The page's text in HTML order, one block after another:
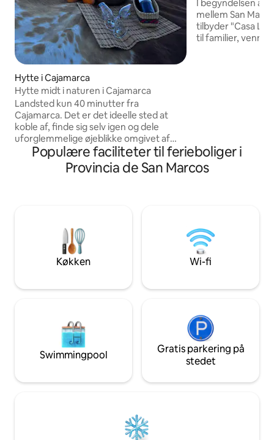
Hytte i Cajamarca
Hytte midt i naturen i Cajamarca
Landsted kun 40 minutter fra
Cajamarca. Det er det ideelle sted at
koble af, finde sig selv igen og dele
uforglemmelige øjeblikke omgivet af
naturen. Stedet har: 100 % udstyret
køkken, gas og opgraderet komfur,
brændeovn og pejs Værelser med privat
hektar udvidelse Fleksible åbningstider
og personlig opmærksomhed
I begyndelsen af
mellem San
tilbyder "Casa La
til familier,
Populære faciliteter til ferieboliger i
Provincia de San Marcos
Køkken Wi-fi
Swimmingpool
Gratis parkering på
stedet